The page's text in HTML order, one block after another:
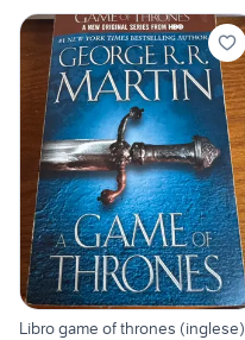
Libro game of thrones (inglese)